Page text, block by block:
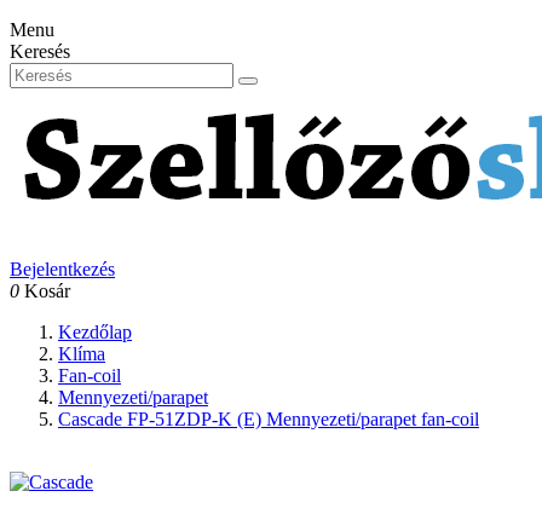
Menu
Keresés
Bejelentkezés
0 Kosár
Kezdőlap
Klíma
Fan-coil
Mennyezeti/parapet
Cascade FP-51ZDP-K (E) Mennyezeti/parapet fan-coil